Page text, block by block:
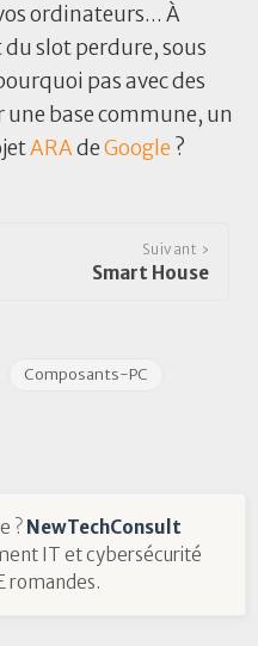
ordinateurs... À
slot perdure, sous
pas avec des
base commune, un
ARAdeGoogle ?
Suivant ›
Smart House
Composants-PC
? NewTechConsult
IT et cybersécurité
romandes.